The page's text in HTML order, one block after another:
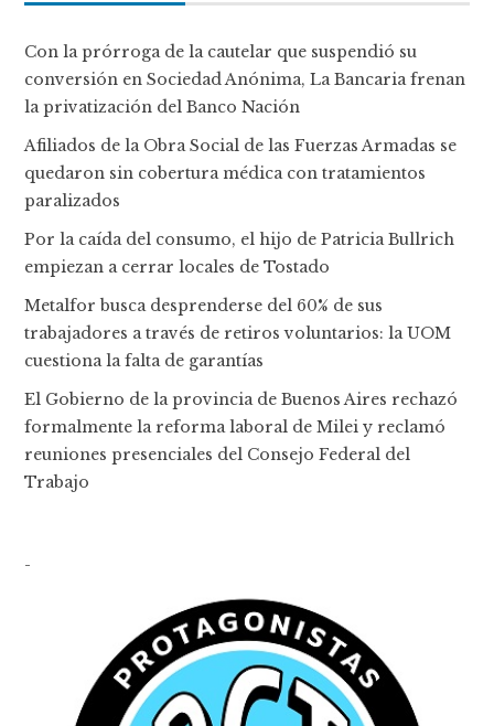
Con la prórroga de la cautelar que suspendió su
conversión en Sociedad Anónima, La Bancaria frenan
la privatización del Banco Nación
Afiliados de la Obra Social de las Fuerzas Armadas se
quedaron sin cobertura médica con tratamientos
paralizados
Por la caída del consumo, el hijo de Patricia Bullrich
empiezan a cerrar locales de Tostado
Metalfor busca desprenderse del 60% de sus
trabajadores a través de retiros voluntarios: la UOM
cuestiona la falta de garantías
El Gobierno de la provincia de Buenos Aires rechazó
formalmente la reforma laboral de Milei y reclamó
reuniones presenciales del Consejo Federal del
Trabajo
-